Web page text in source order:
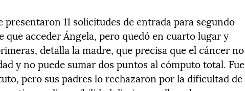
presentaron 11 solicitudes de entrada para segundo
que acceder Ángela, pero quedó en cuarto lugar y
detalla la madre, que precisa que el cáncer no
y no puede sumar dos puntos al cómputo total. Fue
pero sus padres lo rechazaron por la dificultad de